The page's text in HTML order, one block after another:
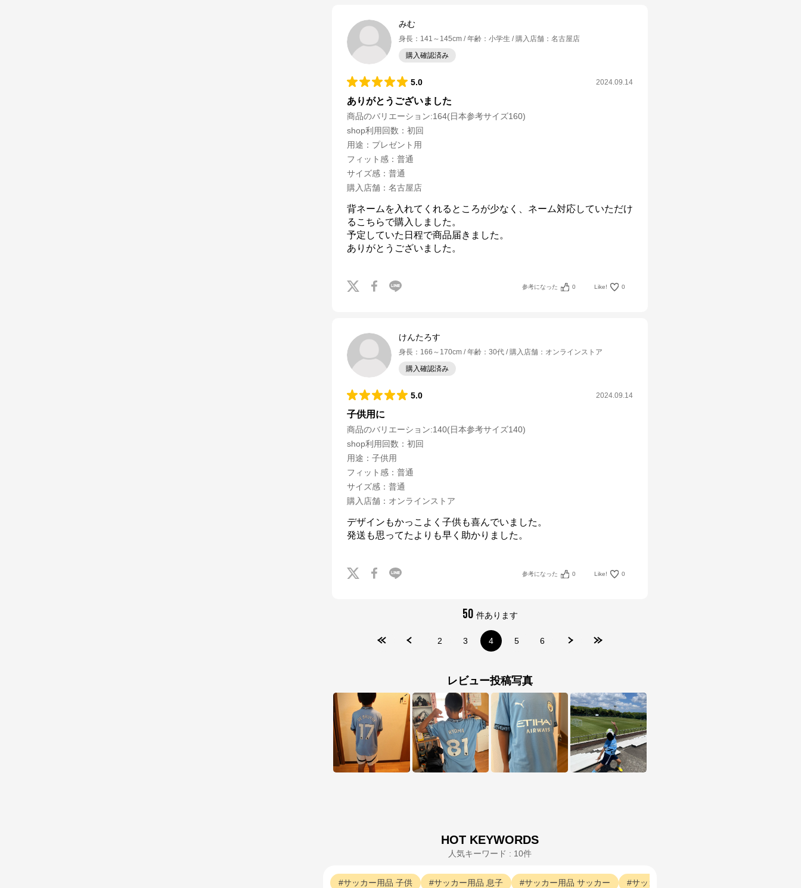
みむ
身長 ： 141～145cm 年齢 ： 小学生 購入店舗 ： 名古屋店
購入確認済み
5.0 2024.09.14
ありがとうございました
商品のバリエーション:164(日本参考サイズ160)
shop利用回数 ： 初回
用途 ： プレゼント用
フィット感 ： 普通
サイズ感 ： 普通
購入店舗 ： 名古屋店
背ネームを入れてくれるところが少なく、ネーム対応していただけ
るこちらで購入しました。
予定していた日程で商品届きました。
ありがとうございました。
参考になった 0 Like! 0
けんたろす
身長 ： 166～170cm 年齢 ： 30代 購入店舗 ： オンラインストア
購入確認済み
5.0 2024.09.14
子供用に
商品のバリエーション:140(日本参考サイズ140)
shop利用回数 ： 初回
用途 ： 子供用
フィット感 ： 普通
サイズ感 ： 普通
購入店舗 ： オンラインストア
デザインもかっこよく子供も喜んでいました。
発送も思ってたよりも早く助かりました。
参考になった 0 Like! 0
50 件あります
2 3 4 5 6
レビュー投稿写真
HOT KEYWORDS
人気キーワード : 10件
サッカー用品 子供 サッカー用品 息子 サッカー用品 サッカー サッカー用品
サッカーショップKAMO
公式ECサイト
サッカーショップKAMOからのコメント